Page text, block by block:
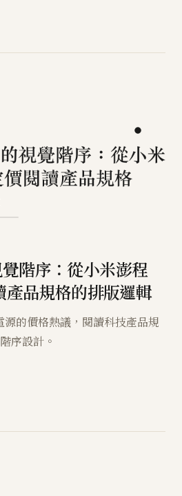
階序：從小米澎程
品規格的排版邏輯
的價格熱議，閱讀科技產品規
序設計。